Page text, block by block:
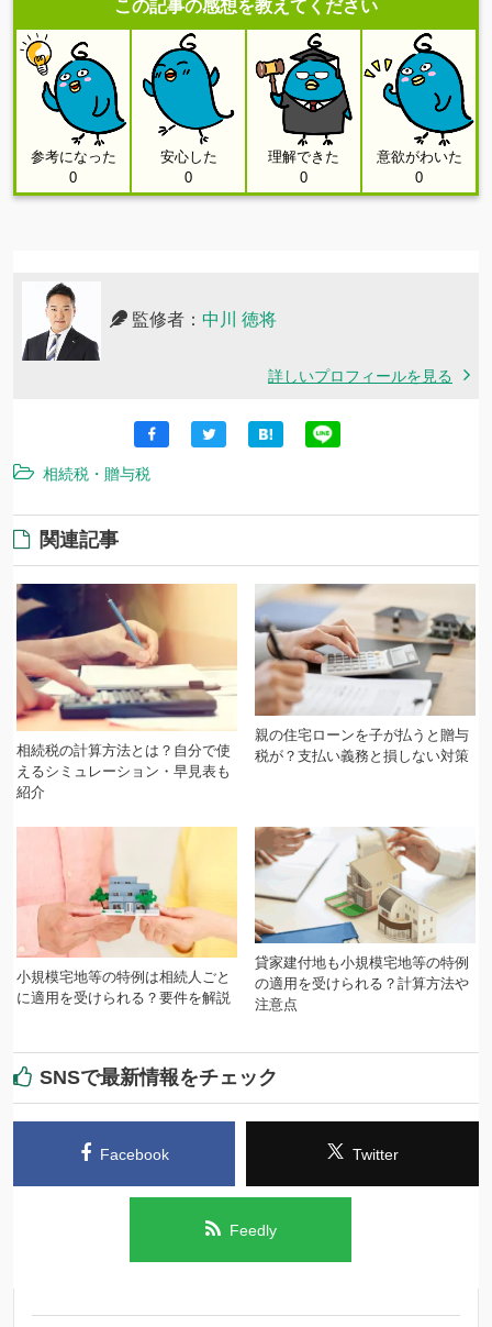
この記事の感想を教えてください
参考になった
0
安心した
0
理解できた
0
意欲がわいた
0
監修者： 中川 徳将
詳しいプロフィールを見る
相続税・贈与税
関連記事
相続税の計算方法とは？自分で使
えるシミュレーション・早見表も
紹介
親の住宅ローンを子が払うと贈与
税が？支払い義務と損しない対策
小規模宅地等の特例は相続人ごと
に適用を受けられる？要件を解説
貸家建付地も小規模宅地等の特例
の適用を受けられる？計算方法や
注意点
SNSで最新情報をチェック
Facebook Twitter
Feedly